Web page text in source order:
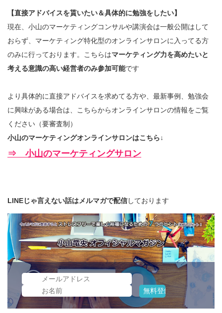
【直接アドバイスを貰いたい＆具体的に勉強をしたい】
現在、小山のマーケティングコンサルや講演会は一般公開はして
おらず、マーケティング特化型のオンラインサロンに入ってる方
のみに行っております。こちらはマーケティング力を高めたいと
考える意識の高い経営者のみ参加可能です
より具体的に直接アドバイスを求めてる方や、最新事例、勉強会
に興味がある場合は、こちらからオンラインサロンの情報をご覧
ください（要審査制）
小山のマーケティングオンラインサロンはこちら↓
⇒ 小山のマーケティングサロン
LINEじゃ言えない話はメルマガで配信しております